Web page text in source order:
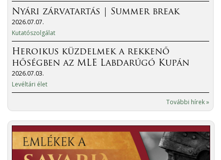
Nyári zárvatartás | Summer break
2026.07.07.
Kutatószolgálat
Heroikus küzdelmek a rekkenő
hőségben az MLE Labdarúgó Kupán
2026.07.03.
Levéltári élet
További hírek »